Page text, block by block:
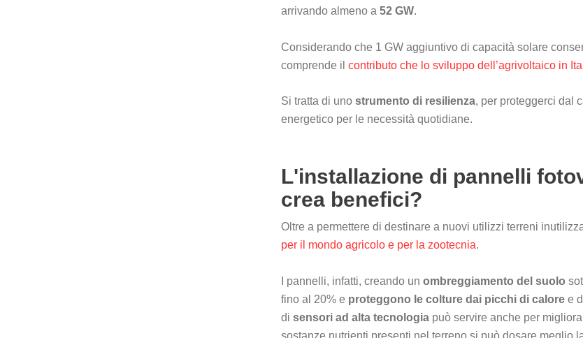
arrivando almeno a 52 GW.
Considerando che 1 GW aggiuntivo di capacità solare
comprende il contributo che lo sviluppo dell’agrivoltaico in
Si tratta di uno strumento di resilienza, per proteggerci dal
energetico per le necessità quotidiane.
L'installazione di pannelli
crea benefici?
Oltre a permettere di destinare a nuovi utilizzi terreni
per il mondo agricolo e per la zootecnia.
I pannelli, infatti, creando un ombreggiamento del suolo
fino al 20% e proteggono le colture dai picchi di calore e
di sensori ad alta tecnologia può servire anche per
sostanze nutrienti presenti nel terreno si può dosare meglio